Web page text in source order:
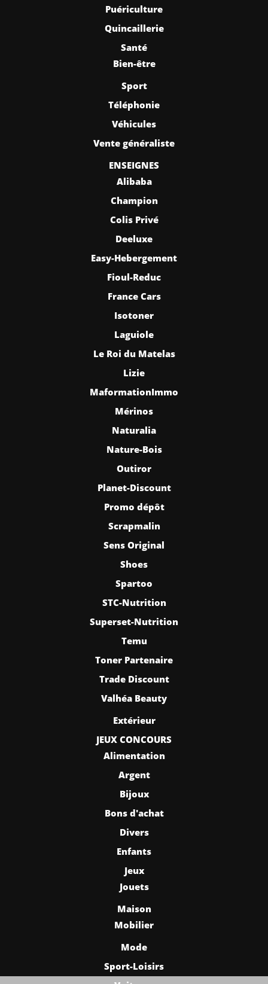
Puériculture
Quincaillerie
Santé
Bien-être
Sport
Téléphonie
Véhicules
Vente généraliste
ENSEIGNES
Alibaba
Champion
Colis Privé
Deeluxe
Easy-Hebergement
Fioul-Reduc
France Cars
Isotoner
Laguiole
Le Roi du Matelas
Lizie
MaformationImmo
Mérinos
Naturalia
Nature-Bois
Outiror
Planet-Discount
Promo dépôt
Scrapmalin
Sens Original
Shoes
Spartoo
STC-Nutrition
Superset-Nutrition
Temu
Toner Partenaire
Trade Discount
Valhéa Beauty
Extérieur
JEUX CONCOURS
Alimentation
Argent
Bijoux
Bons d'achat
Divers
Enfants
Jeux
Jouets
Maison
Mobilier
Mode
Sport-Loisirs